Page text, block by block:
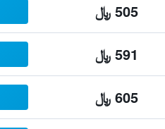
505 ﷼
591 ﷼
605 ﷼